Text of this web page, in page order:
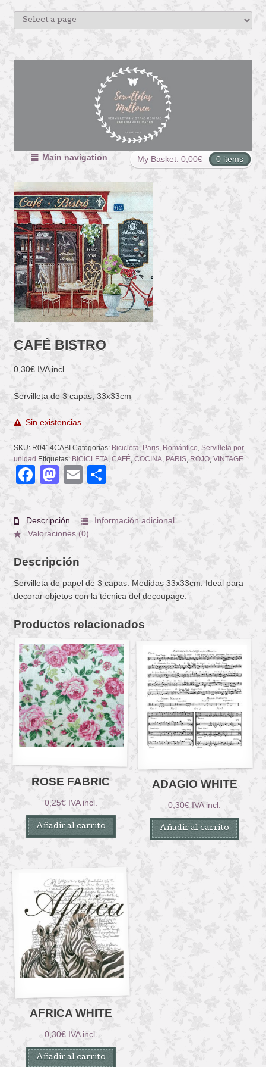
My Basket: 0,00€ 0 items
Main navigation
CAFÉ BISTRO
0,30€ IVA incl.
Servilleta de 3 capas, 33x33cm
Sin existencias
SKU: R0414CABI Categorías: Bicicleta, Paris, Romántico, Servilleta por
unidad Etiquetas: BICICLETA, CAFÉ, COCINA, PARIS, ROJO, VINTAGE
Facebook
Mastodon
Email
Descripción
Información adicional
Valoraciones (0)
Descripción
Servilleta de papel de 3 capas. Medidas 33x33cm. Ideal para
decorar objetos con la técnica del decoupage.
Productos relacionados
ROSE FABRIC
0,25€ IVA incl.
Añadir al carrito
ADAGIO WHITE
0,30€ IVA incl.
Añadir al carrito
AFRICA WHITE
0,30€ IVA incl.
Añadir al carrito